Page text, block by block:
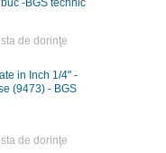
buc -BGS technic
de dorinţe
in Inch 1/4" -
(9473) - BGS
de dorinţe